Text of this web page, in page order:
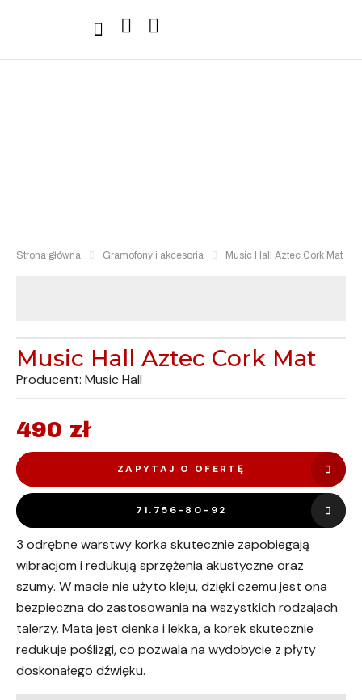
Strona główna Gramofony i akcesoria Music Hall Aztec Cork Mat
Music Hall Aztec Cork Mat
Producent: Music Hall
490 zł
ZAPYTAJ O OFERTĘ
71.756-80-92
3 odrębne warstwy korka skutecznie zapobiegają
wibracjom i redukują sprzężenia akustyczne oraz
szumy. W macie nie użyto kleju, dzięki czemu jest ona
bezpieczna do zastosowania na wszystkich rodzajach
talerzy. Mata jest cienka i lekka, a korek skutecznie
redukuje poślizgi, co pozwala na wydobycie z płyty
doskonałego dźwięku.